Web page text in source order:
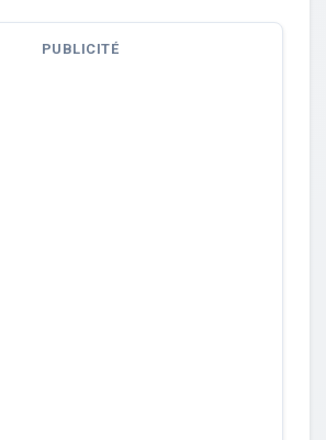
PUBLICITÉ